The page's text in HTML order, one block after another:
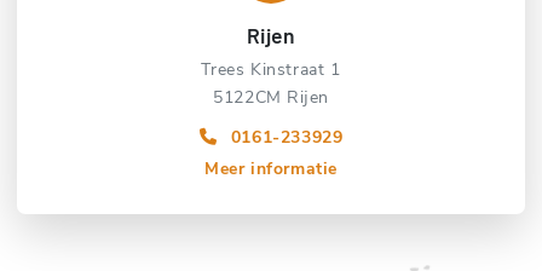
Rijen
Trees Kinstraat 1
5122CM Rijen
0161-233929
Meer informatie